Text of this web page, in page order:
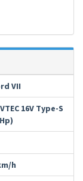
VII
16V Type-S
h